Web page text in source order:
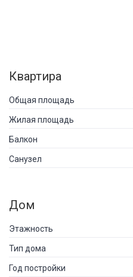
Квартира
Общая площадь
Жилая площадь
Балкон
Санузел
Дом
Этажность
Тип дома
Год постройки